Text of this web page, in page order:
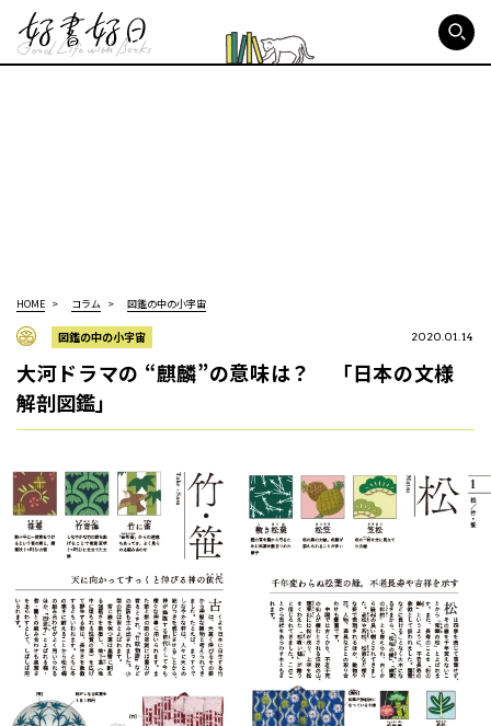
HOME コラム 図鑑の中の小宇宙
図鑑の中の小宇宙 2020.01.14
大河ドラマの “麒麟”の意味は？ 「日本の文様
解剖図鑑」